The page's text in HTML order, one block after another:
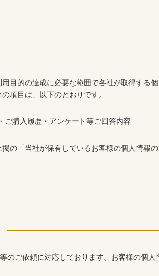
的の達成に必要な範囲で各社が取得する
項目は、以下のとおりです。
ご購入履歴・アンケート等ご回答内容
「当社が保有しているお客様の個人情報
ご依頼に対応しております。お客様の個